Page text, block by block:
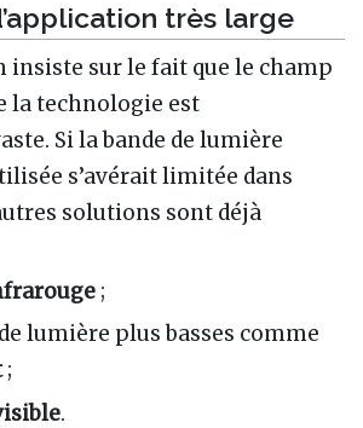
très large
insiste sur le fait que le champ
la technologie est
Si la bande de lumière
s’avérait limitée dans
solutions sont déjà
;
lumière plus basses comme
;
.